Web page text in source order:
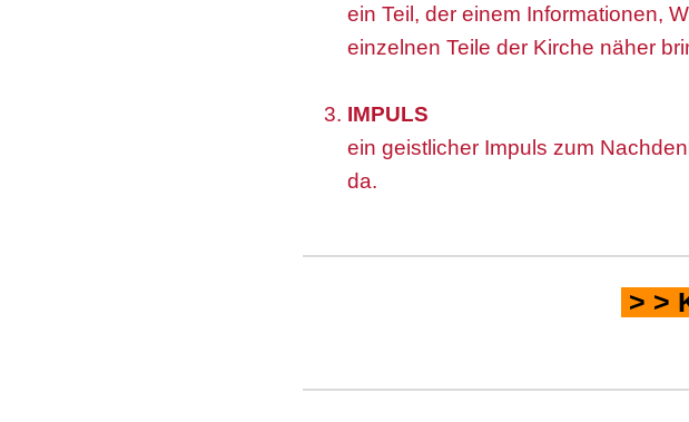
ein Teil, der einem Informationen,
einzelnen Teile der Kirche näher
IMPULS
ein geistlicher Impuls zum
da.
> >